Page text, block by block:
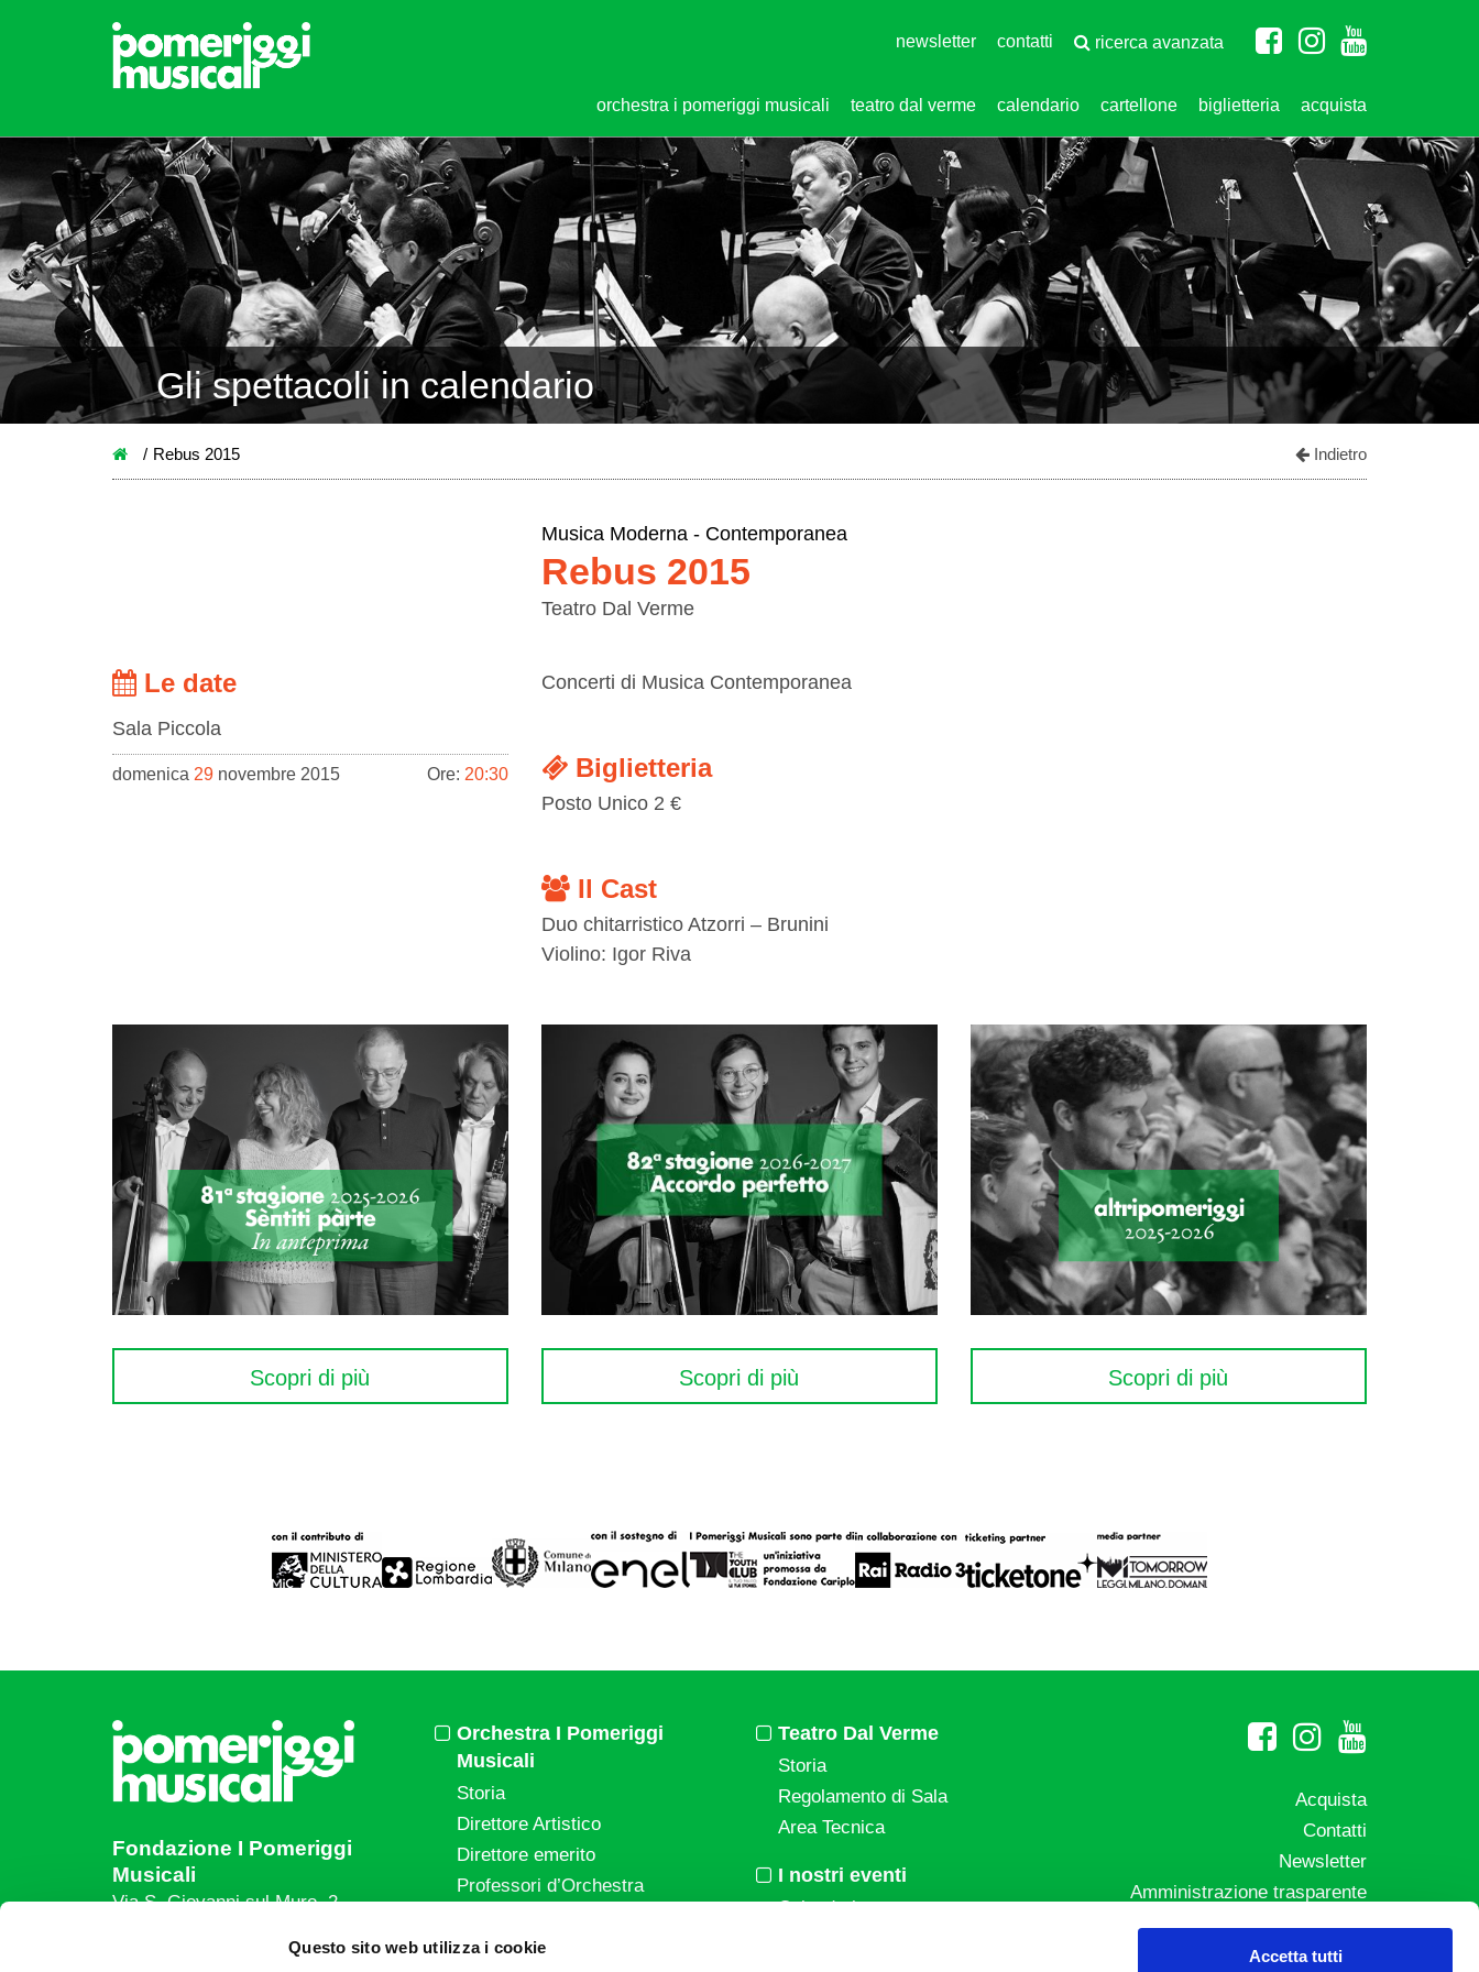
Questo sito web utilizza i cookie Accetta tutti
newsletter contatti ricerca avanzata
orchestra i pomeriggi musicali teatro dal verme calendario cartellone biglietteria acquista
Gli spettacoli in calendario
Rebus 2015 Indietro
Le date
Sala Piccola
domenica 29 novembre 2015 Ore: 20:30
Musica Moderna - Contemporanea
Rebus 2015
Teatro Dal Verme
Concerti di Musica Contemporanea
Biglietteria
Posto Unico 2 €
Il Cast
Duo chitarristico Atzorri – Brunini
Violino: Igor Riva
Scopri di più Scopri di più Scopri di più
Fondazione I Pomeriggi
Musicali
Via S. Giovanni sul Muro, 2
Partita Iva 04410060158
Orchestra I Pomeriggi
Musicali
Storia
Direttore Artistico
Direttore emerito
Professori d’Orchestra
Teatro Dal Verme
Storia
Regolamento di Sala
Area Tecnica
I nostri eventi
Calendario
Acquista
Contatti
Newsletter
Amministrazione trasparente
Whistleblowing
Privacy e Cookie Policy